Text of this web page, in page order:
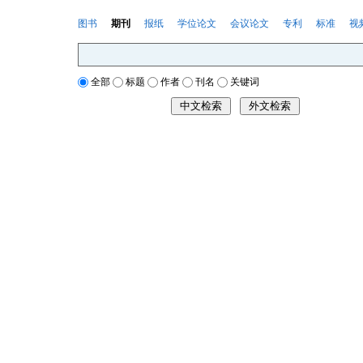
图书 期刊 报纸 学位论文 会议论文 专利 标准 视
全部 标题 作者 刊名 关键词